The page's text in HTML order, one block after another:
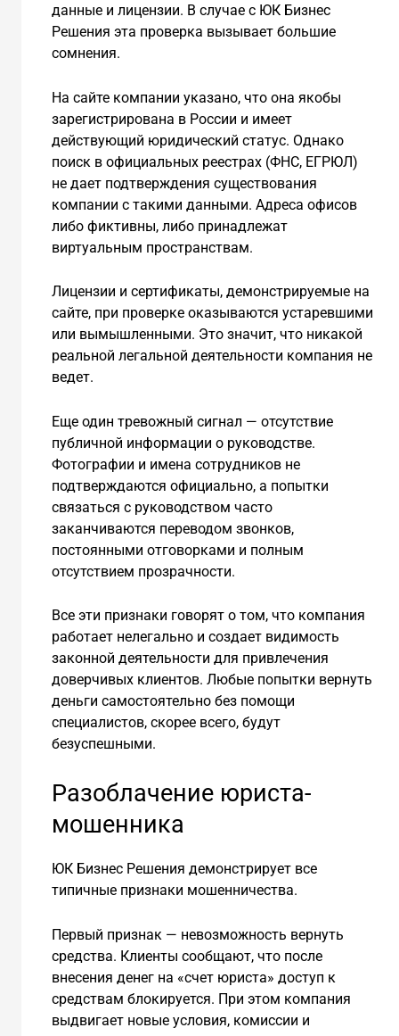
данные и лицензии. В случае с ЮК Бизнес
Решения эта проверка вызывает большие
сомнения.
На сайте компании указано, что она якобы
зарегистрирована в России и имеет
действующий юридический статус. Однако
поиск в официальных реестрах (ФНС, ЕГРЮЛ)
не дает подтверждения существования
компании с такими данными. Адреса офисов
либо фиктивны, либо принадлежат
виртуальным пространствам.
Лицензии и сертификаты, демонстрируемые на
сайте, при проверке оказываются устаревшими
или вымышленными. Это значит, что никакой
реальной легальной деятельности компания не
ведет.
Еще один тревожный сигнал — отсутствие
публичной информации о руководстве.
Фотографии и имена сотрудников не
подтверждаются официально, а попытки
связаться с руководством часто
заканчиваются переводом звонков,
постоянными отговорками и полным
отсутствием прозрачности.
Все эти признаки говорят о том, что компания
работает нелегально и создает видимость
законной деятельности для привлечения
доверчивых клиентов. Любые попытки вернуть
деньги самостоятельно без помощи
специалистов, скорее всего, будут
безуспешными.
Разоблачение юриста-
мошенника
ЮК Бизнес Решения демонстрирует все
типичные признаки мошенничества.
Первый признак — невозможность вернуть
средства. Клиенты сообщают, что после
внесения денег на «счет юриста» доступ к
средствам блокируется. При этом компания
выдвигает новые условия, комиссии и